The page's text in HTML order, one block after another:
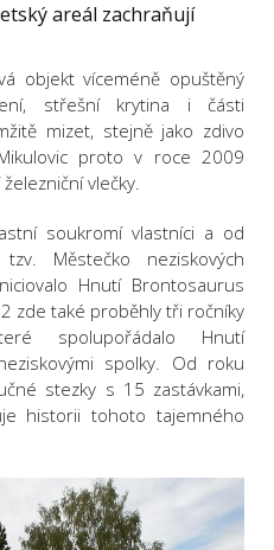
areál zachraňují
objekt víceméně opuštěný
střešní krytina i části
mizet, stejně jako zdivo
proto v roce 2009
vlečky.
soukromí vlastníci a od
Městečko neziskových
Hnutí Brontosaurus
zde také proběhly tři ročníky
spolupořádalo Hnutí
spolky. Od roku
stezky s 15 zastávkami,
historii tohoto tajemného